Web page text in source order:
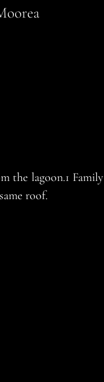
the lagoon.1 Family
roof.